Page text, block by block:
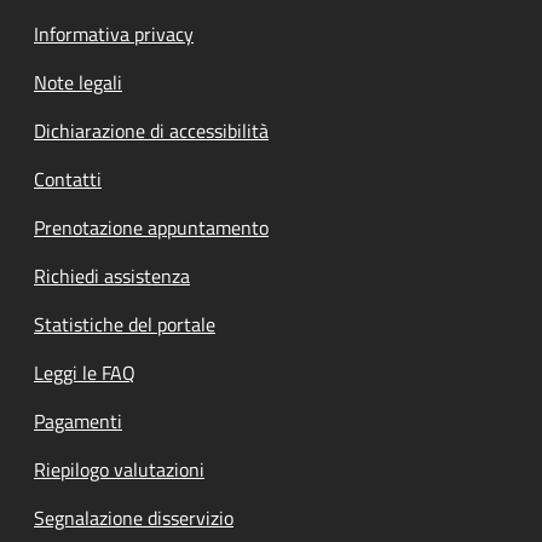
Informativa privacy
Note legali
Dichiarazione di accessibilità
Contatti
Prenotazione appuntamento
Richiedi assistenza
Statistiche del portale
Leggi le FAQ
Pagamenti
Riepilogo valutazioni
Segnalazione disservizio